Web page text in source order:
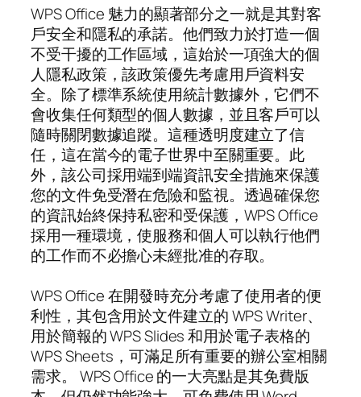
WPS Office 魅力的顯著部分之一就是其對客
戶安全和隱私的承諾。他們致力於打造一個
不受干擾的工作區域，這始於一項強大的個
人隱私政策，該政策優先考慮用戶資料安
全。除了標準系統使用統計數據外，它們不
會收集任何類型的個人數據，並且客戶可以
隨時關閉數據追蹤。這種透明度建立了信
任，這在當今的電子世界中至關重要。此
外，該公司採用端到端資訊安全措施來保護
您的文件免受潛在危險和監視。透過確保您
的資訊始終保持私密和受保護，WPS Office
採用一種環境，使服務和個人可以執行他們
的工作而不必擔心未經批准的存取。
WPS Office 在開發時充分考慮了使用者的便
利性，其包含用於文件建立的 WPS Writer、
用於簡報的 WPS Slides 和用於電子表格的
WPS Sheets，可滿足所有重要的辦公室相關
需求。 WPS Office 的一大亮點是其免費版